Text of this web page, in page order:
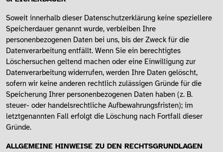
Soweit innerhalb dieser Datenschutzerklärung keine speziellere
Speicherdauer genannt wurde, verbleiben Ihre
personenbezogenen Daten bei uns, bis der Zweck für die
Datenverarbeitung entfällt. Wenn Sie ein berechtigtes
Löschersuchen geltend machen oder eine Einwilligung zur
Datenverarbeitung widerrufen, werden Ihre Daten gelöscht,
sofern wir keine anderen rechtlich zulässigen Gründe für die
Speicherung Ihrer personenbezogenen Daten haben (z. B.
steuer- oder handelsrechtliche Aufbewahrungsfristen); im
letztgenannten Fall erfolgt die Löschung nach Fortfall dieser
Gründe.
ALLGEMEINE HINWEISE ZU DEN RECHTSGRUNDLAGEN